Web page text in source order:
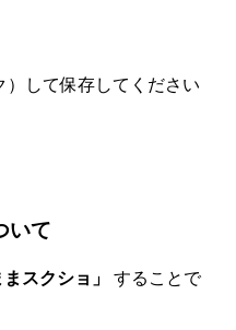
して保存してください
いて
スクショ」 することで